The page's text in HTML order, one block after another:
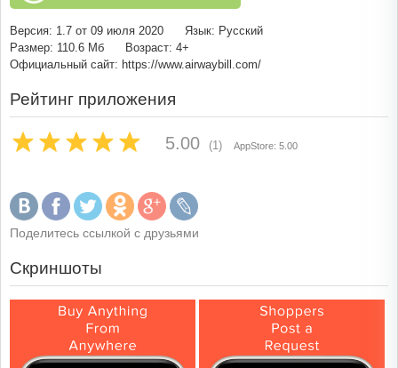
Версия: 1.7 от 09 июля 2020
Язык: Русский
Размер: 110.6 Мб
Возраст: 4+
Официальный сайт: https://www.airwaybill.com/
Рейтинг приложения
5.00 (1) AppStore: 5.00
Поделитесь ссылкой с друзьями
Скриншоты